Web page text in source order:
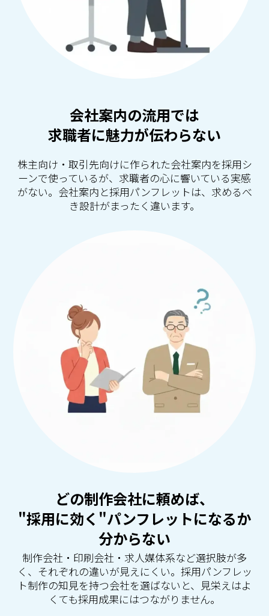
会社案内の流用では
求職者に魅力が伝わらない
株主向け・取引先向けに作られた会社案内を採用シ
ーンで使っているが、求職者の心に響いている実感
がない。会社案内と採用パンフレットは、求めるべ
き設計がまったく違います。
どの制作会社に頼めば、
"採用に効く"パンフレットになるか
分からない
制作会社・印刷会社・求人媒体系など選択肢が多
く、それぞれの違いが見えにくい。採用パンフレッ
ト制作の知見を持つ会社を選ばないと、見栄えはよ
くても採用成果にはつながりません。